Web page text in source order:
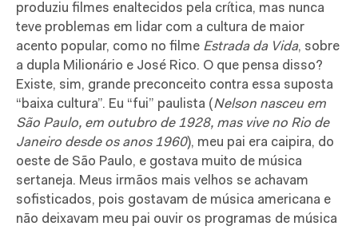
produziu filmes enaltecidos pela crítica, mas nunca
teve problemas em lidar com a cultura de maior
acento popular, como no filme Estrada da Vida, sobre
a dupla Milionário e José Rico. O que pensa disso?
Existe, sim, grande preconceito contra essa suposta
“baixa cultura”. Eu “fui” paulista (Nelson nasceu em
São Paulo, em outubro de 1928, mas vive no Rio de
Janeiro desde os anos 1960), meu pai era caipira, do
oeste de São Paulo, e gostava muito de música
sertaneja. Meus irmãos mais velhos se achavam
sofisticados, pois gostavam de música americana e
não deixavam meu pai ouvir os programas de música